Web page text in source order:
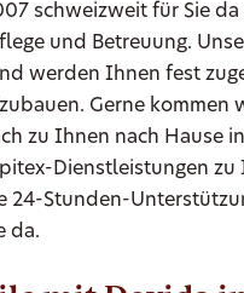
schweizweit für Sie
und Betreuung.
werden Ihnen fest
Gerne
zu Ihnen nach Hause
Dienstleistungen
24-Stunden-
da.